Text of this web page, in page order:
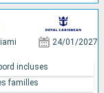
24/01/2027
incluses
familles